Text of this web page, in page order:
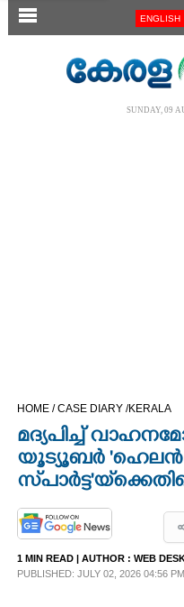
SECTIONS
OPINION
PHOTOS
LIFESTYLE
ENGLISH
SUNDAY, 09
HOME /CASE DIARY /KERALA
മദ്യപിച്ച്
യൂട്യൂബർ
1 MIN READ | AUTHOR : WEB
PUBLISHED: JULY 02, 2026 04:56